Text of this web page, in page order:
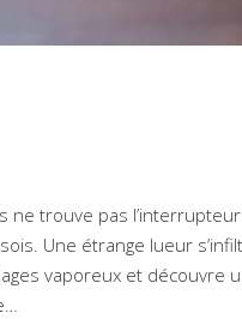
ne trouve pas
Une étrange lueur
vaporeux et